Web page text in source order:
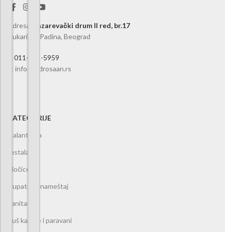
Adresa
Lazarevački drum II red, br.17
Čukarička Padina, Beograd
011-239-5959
e: info@hidrosaan.rs
KATEGORIJE
Galanterija
Instalacije
Pločice
Kupatilski nameštaj
Sanitarije
Tuš kabine i paravani